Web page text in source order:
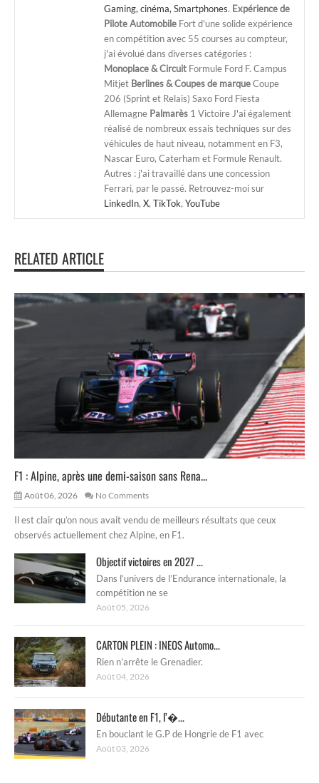
Gaming, cinéma, Smartphones. Expérience de
Pilote Automobile Fort d'une solide expérience
en compétition avec 55 courses au compteur,
j'ai évolué dans diverses catégories :
Monoplace & Circuit Formule Ford F. Campus
Mitjet Berlines & Coupes de marqueCoupe
206 (Sprint et Relais) Saxo Ford Fiesta
Allemagne Palmarès 1 Victoire J'ai également
réalisé de nombreux essais techniques sur des
véhicules de haut niveau, notamment en F3,
Nascar Euro, Caterham et Formule Renault.
Autres : j'ai travaillé dans une concession
Ferrari, par le passé. Retrouvez-moi sur
LinkedIn, X, TikTok, YouTube
RELATED ARTICLE
F1 : Alpine, après une demi-saison sans Rena...
Août 06, 2026 No Comments
Il est clair qu’on nous avait vendu de meilleurs résultats que ceux
observés actuellement chez Alpine, en F1.
Objectif victoires en 2027 ...
Dans l’univers de l’Endurance internationale, la
compétition ne se
Août 05, 2026
CARTON PLEIN : INEOS Automo...
Rien n’arrête le Grenadier.
Août 04, 2026
Débutante en F1, l’�...
En bouclant le G.P de Hongrie de F1 avec
Août 03, 2026